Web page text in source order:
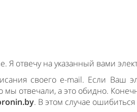
отвечу на указанный вами
своего e-mail. Если Ваш
мы отвечали, а это обидно.
. В этом случае